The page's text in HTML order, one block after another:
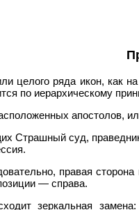
целого ряда икон, как
по иерар­хическому
апостолов,
Страшный суд,
правая
— справа.
зеркальная